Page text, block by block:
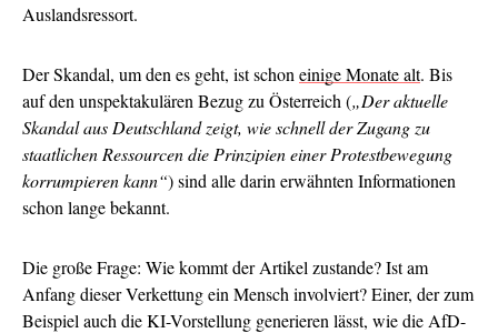
Auslandsressort.
Der Skandal, um den es geht, ist schon einige Monate alt. Bis
auf den unspektakulären Bezug zu Österreich („Der aktuelle
Skandal aus Deutschland zeigt, wie schnell der Zugang zu
staatlichen Ressourcen die Prinzipien einer Protestbewegung
korrumpieren kann“) sind alle darin erwähnten Informationen
schon lange bekannt.
Die große Frage: Wie kommt der Artikel zustande? Ist am
Anfang dieser Verkettung ein Mensch involviert? Einer, der zum
Beispiel auch die KI-Vorstellung generieren lässt, wie die AfD-